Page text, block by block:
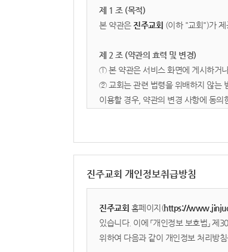
제 1 조 (목적)
본 약관은 진주교회 (이하 "교회")가
제 2 조 (약관의 효력 및 변경)
① 본 약관은 서비스 화면에 게시하거
② 교회는 관련 법령을 위배하지 않는
이용할 경우, 약관의 변경 사항에 동의
1. 이용자: 본 약관에 따라 교회가 제
3. 콘텐츠: 교회가 서비스 상에서 제공
제 2 장 서비스 이용 및 관리
제 4 조 (이용 신청 및 승낙)
진주교회 개인정보취급방침
진주교회 홈페이지(https://
있습니다. 이에 「개인정보 보호법」
위하여 다음과 같이 개인정보 처리방침